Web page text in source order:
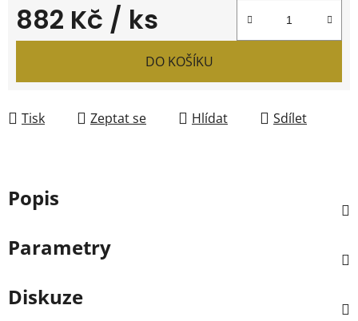
882 Kč / ks
Měrná cena:
DO KOŠÍKU
Tisk Zeptat se Hlídat Sdílet
Popis
Parametry
Diskuze